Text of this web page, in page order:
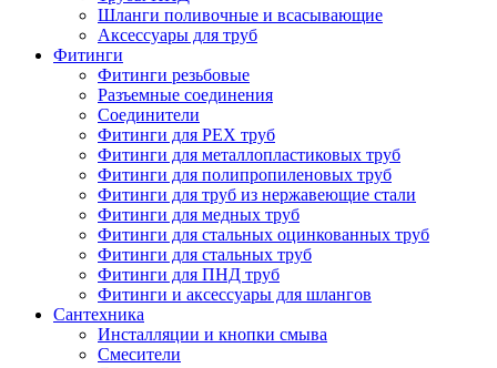
Шланги поливочные и всасывающие
Аксессуары для труб
Фитинги
Фитинги резьбовые
Разъемные соединения
Соединители
Фитинги для PEX труб
Фитинги для металлопластиковых труб
Фитинги для полипропиленовых труб
Фитинги для труб из нержавеющие стали
Фитинги для медных труб
Фитинги для стальных оцинкованных труб
Фитинги для стальных труб
Фитинги для ПНД труб
Фитинги и аксессуары для шлангов
Сантехника
Инсталляции и кнопки смыва
Смесители